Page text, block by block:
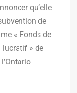
qu’elle
de
« Fonds de
lucratif » de